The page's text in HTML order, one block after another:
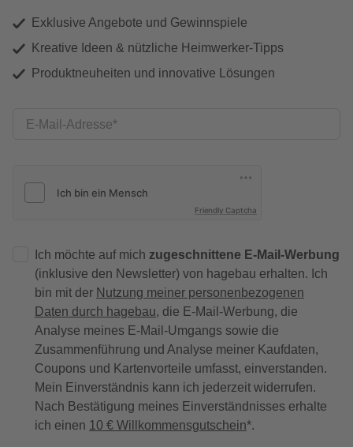
Exklusive Angebote und Gewinnspiele
Kreative Ideen & nützliche Heimwerker-Tipps
Produktneuheiten und innovative Lösungen
E-Mail-Adresse
Friendly Captcha
Ich möchte auf mich zugeschnittene E-Mail-Werbung
(inklusive den Newsletter) von hagebau erhalten. Ich
bin mit der Nutzung meiner personenbezogenen
Daten durch hagebau, die E-Mail-Werbung, die
Analyse meines E-Mail-Umgangs sowie die
Zusammenführung und Analyse meiner Kaufdaten,
Coupons und Kartenvorteile umfasst, einverstanden.
Mein Einverständnis kann ich jederzeit widerrufen.
Nach Bestätigung meines Einverständnisses erhalte
ich einen 10 € Willkommensgutschein*.